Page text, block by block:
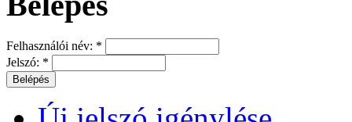
Felhasználói név: *
Jelszó: *